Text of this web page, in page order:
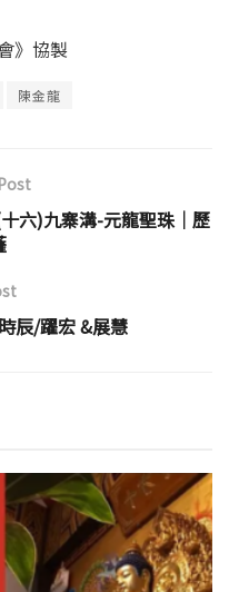
》協製
陳金龍
六)九寨溝-元龍聖珠│歷
辰/躍宏 &展慧